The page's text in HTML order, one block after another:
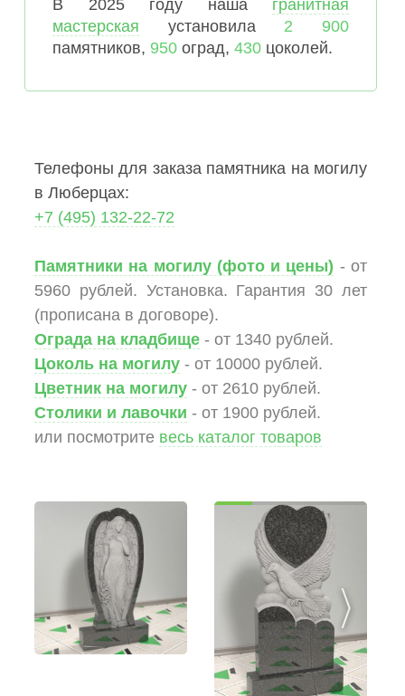
В 2025 году наша гранитная
мастерская установила 2 900
памятников, 950 оград, 430 цоколей.
Телефоны для заказа памятника на могилу
в Люберцах:
+7 (495) 132-22-72
Памятники на могилу (фото и цены) - от
5960 рублей. Установка. Гарантия 30 лет
(прописана в договоре).
Ограда на кладбище - от 1340 рублей.
Цоколь на могилу - от 10000 рублей.
Цветник на могилу - от 2610 рублей.
Столики и лавочки - от 1900 рублей.
или посмотрите весь каталог товаров